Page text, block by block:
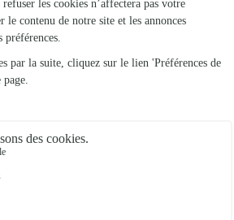
Fleuristes
Fleuristes
Fleuristes
Fleuristes
Fleuristes